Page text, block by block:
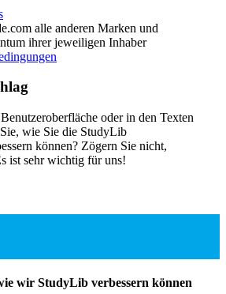
alle anderen Marken und
ihrer jeweiligen Inhaber
oder in den Texten
wie Sie die StudyLib
können? Zögern Sie nicht,
ist sehr wichtig für uns!
wir StudyLib verbessern können